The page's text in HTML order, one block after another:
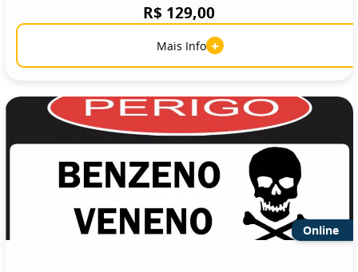
R$ 129,00
Mais Info +
Online